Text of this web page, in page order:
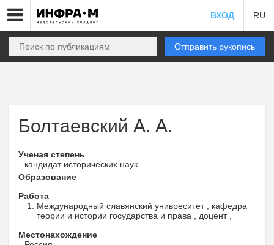
ВХОД RU
Отправить рукопись
Болтаевский А. А.
Ученая степень
кандидат исторических наук
Образование
Работа
Международный славянский унивреситет , кафедра
теории и истории государства и права , доцент ,
Местонахождение